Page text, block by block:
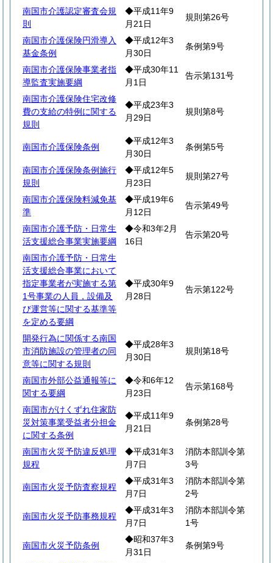
南国市介護認定審査会規
則
◆平成11年9
月21日
規則第26号
南国市介護保険円滑導入
基金条例
◆平成12年3
月30日
条例第9号
南国市介護保険事業者指
導監査実施要綱
◆平成30年11
月1日
告示第131号
南国市介護保険住宅改修
費の支給の特例に関する
規則
◆平成23年3
月29日
規則第8号
南国市介護保険条例
◆平成12年3
月30日
条例第5号
南国市介護保険条例施行
規則
◆平成12年5
月23日
規則第27号
南国市介護保険料減免基
準
◆平成19年6
月12日
告示第49号
南国市介護予防・日常生
活支援総合事業実施要綱
◆令和3年2月
16日
告示第20号
南国市介護予防・日常生
活支援総合事業において
指定事業者が実施する第
1号事業の人員，設備及
び運営等に関する基準等
を定める要綱
◆平成30年9
月28日
告示第122号
開発行為に関係する南国
市消防施設の管理者の同
意等に関する規則
◆平成28年3
月30日
規則第18号
南国市外部公益通報等に
関する要綱
◆令和6年12
月23日
告示第168号
南国市がけくずれ住家防
災対策事業受益者分担金
に関する条例
◆平成11年9
月21日
条例第28号
南国市火災予防違反処理
規程
◆平成31年3
月7日
消防本部訓令第
3号
南国市火災予防査察規程
◆平成31年3
月7日
消防本部訓令第
2号
南国市火災予防事務規程
◆平成31年3
月7日
消防本部訓令第
1号
南国市火災予防条例
◆昭和37年3
月31日
条例第9号